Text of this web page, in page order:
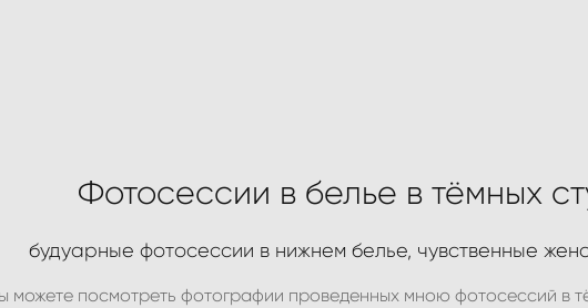
Фотосессии в белье в тёмных
будуарные фотосессии в нижнем белье, чувственные
можете посмотреть фотографии проведенных мною фотосессий в